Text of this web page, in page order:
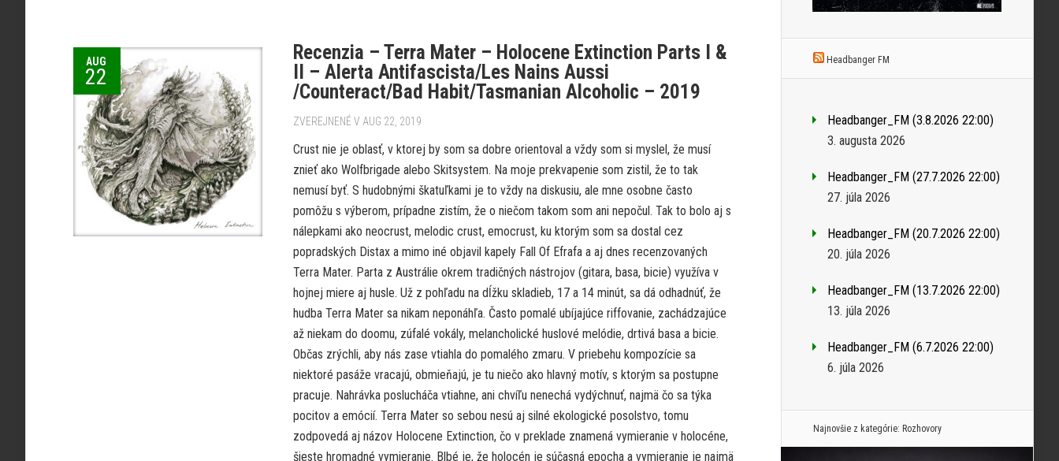
AUG
22
Recenzia – Terra Mater – Holocene Extinction Parts I &
II – Alerta Antifascista/Les Nains Aussi
/Counteract/Bad Habit/Tasmanian Alcoholic – 2019
ZVEREJNENÉ V AUG 22, 2019
Crust nie je oblasť, v ktorej by som sa dobre orientoval a vždy som si myslel, že musí
znieť ako Wolfbrigade alebo Skitsystem. Na moje prekvapenie som zistil, že to tak
nemusí byť. S hudobnými škatuľkami je to vždy na diskusiu, ale mne osobne často
pomôžu s výberom, prípadne zistím, že o niečom takom som ani nepočul. Tak to bolo aj s
nálepkami ako neocrust, melodic crust, emocrust, ku ktorým som sa dostal cez
popradských Distax a mimo iné objavil kapely Fall Of Efrafa a aj dnes recenzovaných
Terra Mater. Parta z Austrálie okrem tradičných nástrojov (gitara, basa, bicie) využíva v
hojnej miere aj husle. Už z pohľadu na dĺžku skladieb, 17 a 14 minút, sa dá odhadnúť, že
hudba Terra Mater sa nikam neponáhľa. Často pomalé ubíjajúce riffovanie, zachádzajúce
až niekam do doomu, zúfalé vokály, melancholické huslové melódie, drtivá basa a bicie.
Občas zrýchli, aby nás zase vtiahla do pomalého zmaru. V priebehu kompozície sa
niektoré pasáže vracajú, obmieňajú, je tu niečo ako hlavný motív, s ktorým sa postupne
pracuje. Nahrávka poslucháča vtiahne, ani chvíľu nenechá vydýchnuť, najmä čo sa týka
pocitov a emócií. Terra Mater so sebou nesú aj silné ekologické posolstvo, tomu
zodpovedá aj názov Holocene Extinction, čo v preklade znamená vymieranie v holocéne,
šieste hromadné vymieranie. Blbé je, že holocén je súčasná epocha a vymieranie je najmä
Headbanger FM
Headbanger_FM (3.8.2026 22:00)
3. augusta 2026
Headbanger_FM (27.7.2026 22:00)
27. júla 2026
Headbanger_FM (20.7.2026 22:00)
20. júla 2026
Headbanger_FM (13.7.2026 22:00)
13. júla 2026
Headbanger_FM (6.7.2026 22:00)
6. júla 2026
Najnovšie z kategórie: Rozhovory